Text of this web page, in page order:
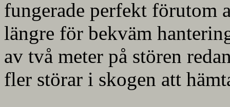
fungerade perfekt förutom
längre för bekväm
av två meter på stören
fler störar i skogen att